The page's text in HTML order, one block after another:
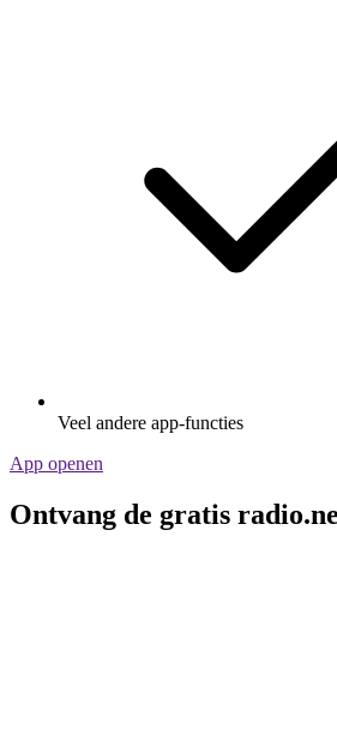
Veel andere app-functies
App openen
Ontvang de gratis